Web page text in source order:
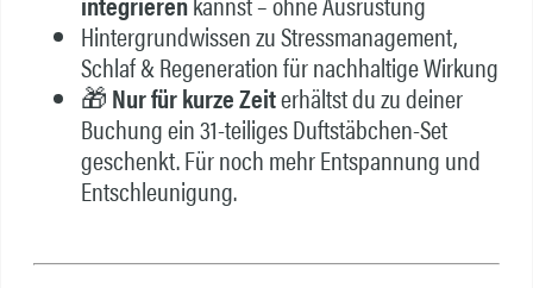
Hintergrundwissen zu Stressmanagement,
Schlaf & Regeneration für nachhaltige Wirkung
🎁Nur für kurze Zeiterhältst du zu deiner
Buchung ein 31-teiliges Duftstäbchen-Set
geschenkt. Für noch mehr Entspannung und
Entschleunigung.